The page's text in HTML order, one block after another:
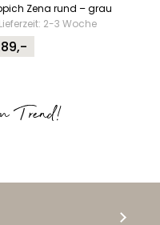
Zena rund – grau
Lieferzeit: 2-3 Woche
Trend!